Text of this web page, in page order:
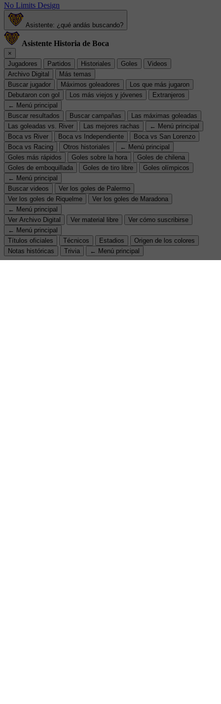
No Limits Design
Asistente: ¿qué andás buscando?
Asistente Historia de Boca
×
Jugadores
Partidos Historiales Goles
Videos
Archivo Digital
Más temas
Buscar jugador
Máximos goleadores
Los que más jugaron
Debutaron con gol
Los más viejos y jóvenes
Extranjeros
← Menú principal
Buscar resultados
Buscar campañas
Las máximas goleadas
Las goleadas vs. River
Las mejores rachas
← Menú principal
Boca vs River
Boca vs Independiente
Boca vs San Lorenzo
Boca vs Racing
Otros historiales
← Menú principal
Goles más rápidos
Goles sobre la hora
Goles de chilena
Goles de emboquillada
Goles de tiro libre
Goles olímpicos
← Menú principal
Buscar videos
Ver los goles de Palermo
Ver los goles de Riquelme
Ver los goles de Maradona
← Menú principal
Ver Archivo Digital
Ver material libre
Ver cómo suscribirse
← Menú principal
Títulos oficiales
Técnicos Estadios
Origen de los colores
Notas históricas
Trivia ← Menú principal